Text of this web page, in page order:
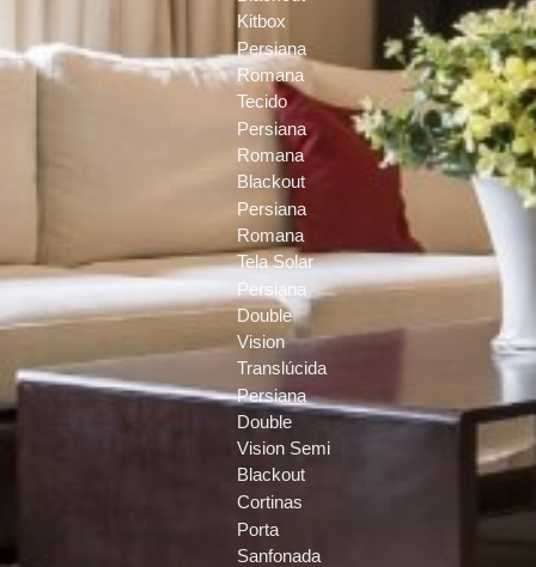
Kitbox
Persiana
Romana
Tecido
Persiana
Romana
Blackout
Persiana
Romana
Tela Solar
Persiana
Double
Vision
Translúcida
Persiana
Double
Vision Semi
Blackout
Cortinas
Porta
Sanfonada